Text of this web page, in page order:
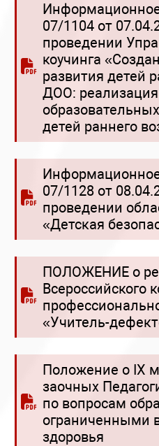
07/1104 от
проведении
коучинга
развития детей
ДОО:
детей раннего
07/1128 от
проведении
«Детская
ПОЛОЖЕНИЕ о
Всероссийского
«Учитель-
Положение о IX
заочных
по вопросам
ограниченными
здоровья